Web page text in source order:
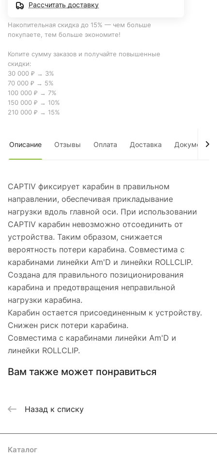
Рассчитать доставку
Накопительная скидка до 15% — чем больше
покупаете, тем больше экономите!
Копите сумму заказов и получайте повышенные
скидки:
30 000 ₽ → 3%
70 000 ₽ → 5%
100 000 ₽ → 7%
150 000 ₽ → 10%
210 000 ₽ → 15%
Описание Отзывы Оплата Доставка Документы
CAPTIV фиксирует карабин в правильном
направлении, обеспечивая прикладывание
нагрузки вдоль главной оси. При использовании
CAPTIV карабин невозможно отсоединить от
устройства. Таким образом, снижается
вероятность потери карабина. Совместима с
карабинами линейки Am'D и линейки ROLLCLIP.
Создана для правильного позиционирования
карабина и предотвращения неправильной
нагрузки карабина.
Карабин остается присоединенным к устройству.
Снижен риск потери карабина.
Совместима с карабинами линейки Am'D и
линейки ROLLCLIP.
Вам также может понравиться
Назад к списку
Каталог